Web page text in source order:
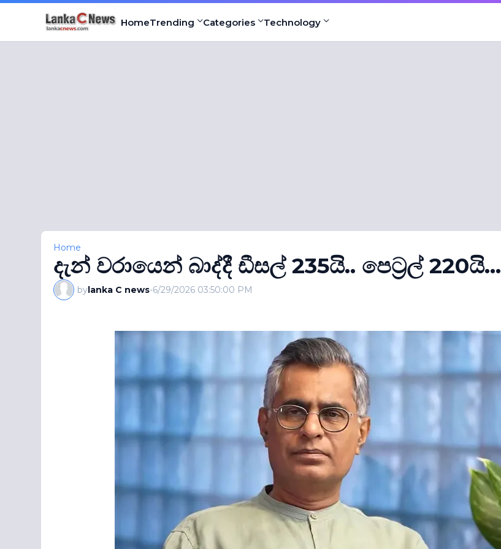
HomeTrending Categories Technology
Home
දැන් වරායෙන් බාද්දී ඩීසල් 235යි.. පෙට‍්‍රල් 220යි...
bylanka C news-6/29/2026 03:50:00 PM